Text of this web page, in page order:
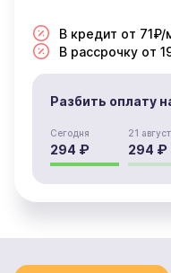
В кредит от 71₽/
В рассрочку от
Разбить оплату
Сегодня
294 ₽
21
294 ₽